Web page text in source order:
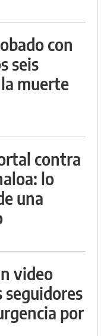
con
seis
muerte
contra
lo
una
video
por